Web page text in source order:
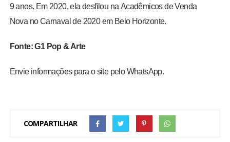
9 anos. Em 2020, ela desfilou na Acadêmicos de Venda
Nova no Carnaval de 2020 em Belo Horizonte.
Fonte: G1 Pop & Arte
Envie informações para o site pelo WhatsApp.
COMPARTILHAR